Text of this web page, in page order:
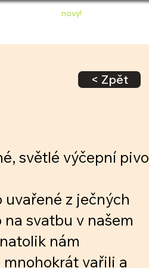
nový!
< Zpět
světlé výčepní pivo
uvařené z ječných
svatbu v našem
nám
vařili a